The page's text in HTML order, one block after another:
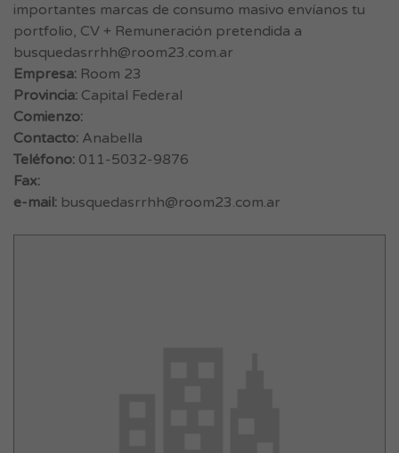
importantes marcas de consumo masivo envíanos tu
portfolio, CV + Remuneración pretendida a
busquedasrrhh@room23.com.ar
Empresa: Room 23
Provincia: Capital Federal
Comienzo:
Contacto: Anabella
Teléfono: 011-5032-9876
Fax:
e-mail: busquedasrrhh@room23.com.ar